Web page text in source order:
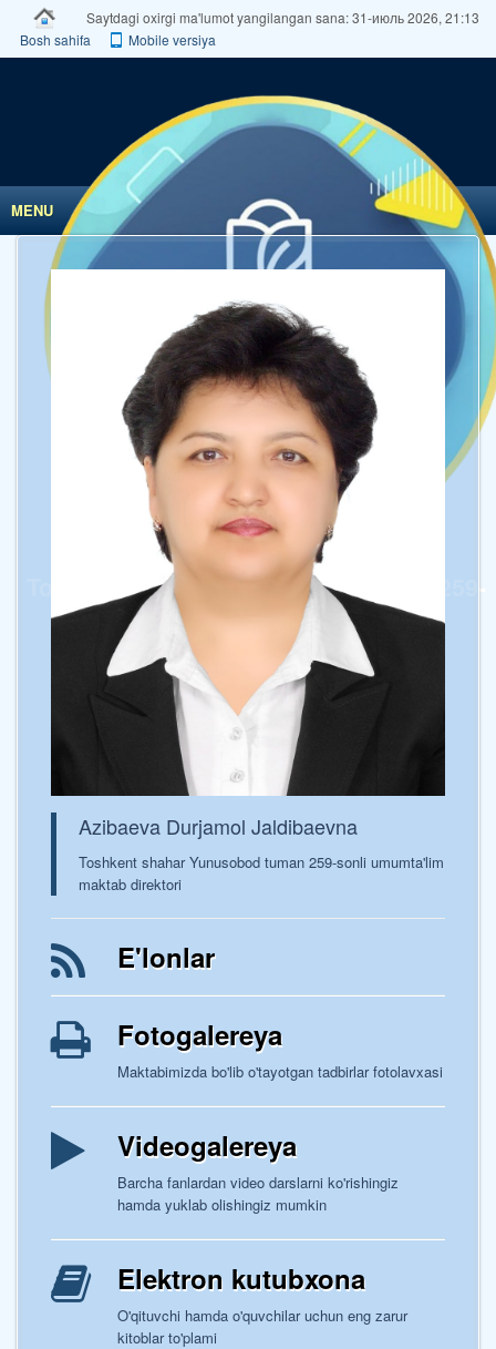
Saytdagi oxirgi ma'lumot yangilangan sana: 31-июль 2026, 21:13
Bosh sahifa
Mobile versiya
Toshkent shaxar Yunusobod tumani 259-
sonli umumta’lim maktabi
MENU
Azibaeva Durjamol Jaldibaevna
Toshkent shahar Yunusobod tuman 259-sonli umumta'lim
maktab direktori
E'lonlar
Fotogalereya
Maktabimizda bo'lib o'tayotgan tadbirlar fotolavxasi
Videogalereya
Barcha fanlardan video darslarni ko'rishingiz
hamda yuklab olishingiz mumkin
Elektron kutubxona
O'qituvchi hamda o'quvchilar uchun eng zarur
kitoblar to'plami